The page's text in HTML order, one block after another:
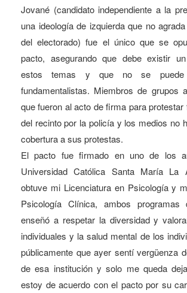
Jované (candidato independiente a la
una ideología de izquierda que no
del electorado) fue el único que se
pacto, asegurando que debe existir
estos temas y que no se puede
fundamentalistas. Miembros de grupos
que fueron al acto de firma para protestar
del recinto por la policía y los medios no
cobertura a sus protestas.
El pacto fue firmado en uno de los
Universidad Católica Santa María La
obtuve mi Licenciatura en Psicología y
Psicología Clínica, ambos
enseñó a respetar la diversidad y
individuales y la salud mental de los
públicamente que ayer sentí vergüenza
de esa institución y solo me queda
estoy de acuerdo con el pacto por su